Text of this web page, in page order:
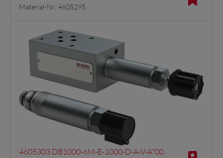
Material-Nr. 4605295
4605303 DB1000-6M-E-1000-D-A-V-A*00